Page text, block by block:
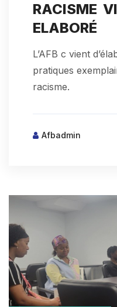
RACISME
ELABORÉ
L’AFB c vient
pratiques
racisme.
Afbadmin